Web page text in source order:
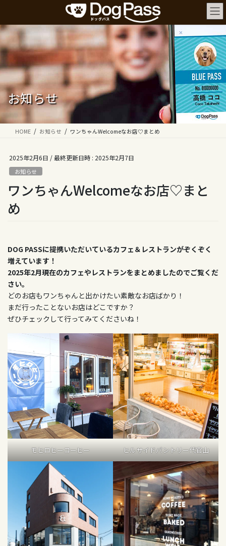
テ
ツ
へ
ス
ッ
プ
ゲ
シ
ョ
ン
移
動 お知らせ
HOME お知らせ ワンちゃんWelcomeなお店♡まとめ
2025年2月6日 / 最終更新日時 : 2025年2月7日
お知らせ
ワンちゃんWelcomeなお店♡まと
め
DOG PASSに提携いただいているカフェ＆レストランがぞくぞく
増えています！
2025年2月現在のカフェやレストランをまとめましたのでご覧くだ
さい。
どのお店もワンちゃんと出かけたい素敵なお店ばかり！
まだ行ったことないお店はどこですか？
ぜひチェックして行ってみてくださいね！
モヒロヒーコーヒー ヒルサイドパントリー代官山